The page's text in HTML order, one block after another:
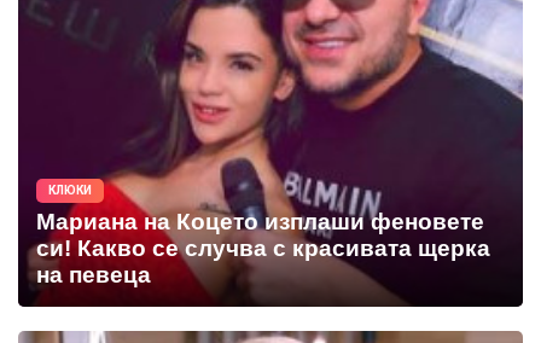
КЛЮКИ
Мариана на Коцето изплаши феновете
си! Какво се случва с красивата щерка
на певеца